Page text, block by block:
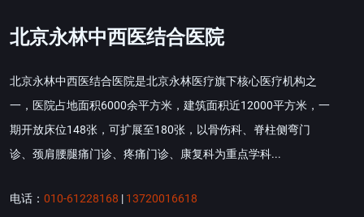
北京永林中西医结合医院
北京永林中西医结合医院是北京永林医疗旗下核心医疗机构之
一，医院占地面积6000余平方米，建筑面积近12000平方米，一
期开放床位148张，可扩展至180张，以骨伤科、脊柱侧弯门
诊、颈肩腰腿痛门诊、疼痛门诊、康复科为重点学科...
电话： 010-61228168 | 13720016618